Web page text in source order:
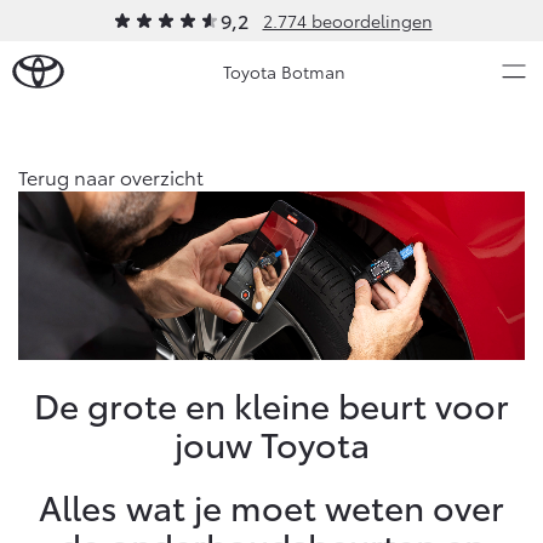
9,2 2.774 beoordelingen
Toyota Botman
Ons bedrijf
Ons bedrijf
Onze medewerkers
Contact en Route
Vacatures
Klantbeoordelingen
Klachtenprocedure
Sponsorbeleid
Modellen
HYBRIDE
Vanaf € 23.750,-
Yaris
HYBRIDE
Vanaf € 27.195,-
Occasions
Diensten
Terug naar overzicht
De grote en kleine beurt voor
jouw Toyota
Alles wat je moet weten over